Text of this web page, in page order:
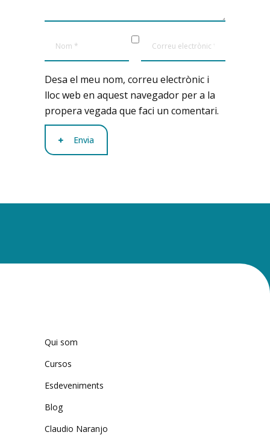
Desa el meu nom, correu electrònic i
lloc web en aquest navegador per a la
propera vegada que faci un comentari.
Envia
Qui som
Cursos
Esdeveniments
Blog
Claudio Naranjo